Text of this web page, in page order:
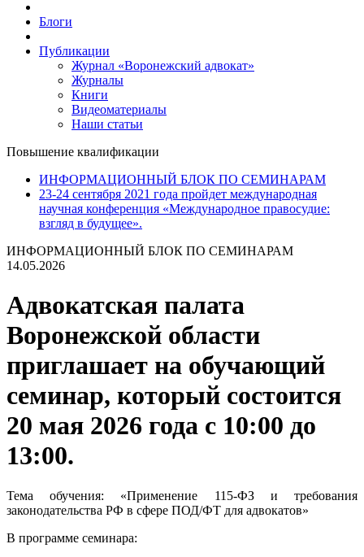
Блоги
Публикации
Журнал «Воронежский адвокат»
Журналы
Книги
Видеоматериалы
Наши статьи
Повышение квалификации
ИНФОРМАЦИОННЫЙ БЛОК ПО СЕМИНАРАМ
23-24 сентября 2021 года пройдет международная
научная конференция «Международное правосудие:
взгляд в будущее».
ИНФОРМАЦИОННЫЙ БЛОК ПО СЕМИНАРАМ
14.05.2026
Адвокатская палата
Воронежской области
приглашает на обучающий
семинар, который состоится
20 мая 2026 года с 10:00 до
13:00.
Тема обучения: «Применение 115-ФЗ и требования
законодательства РФ в сфере ПОД/ФТ для адвокатов»
В программе семинара: